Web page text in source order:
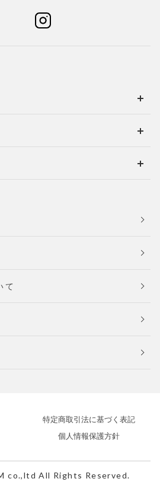
て
特定商取引法に基づく表記
個人情報保護方針
co.,ltd All Rights Reserved.